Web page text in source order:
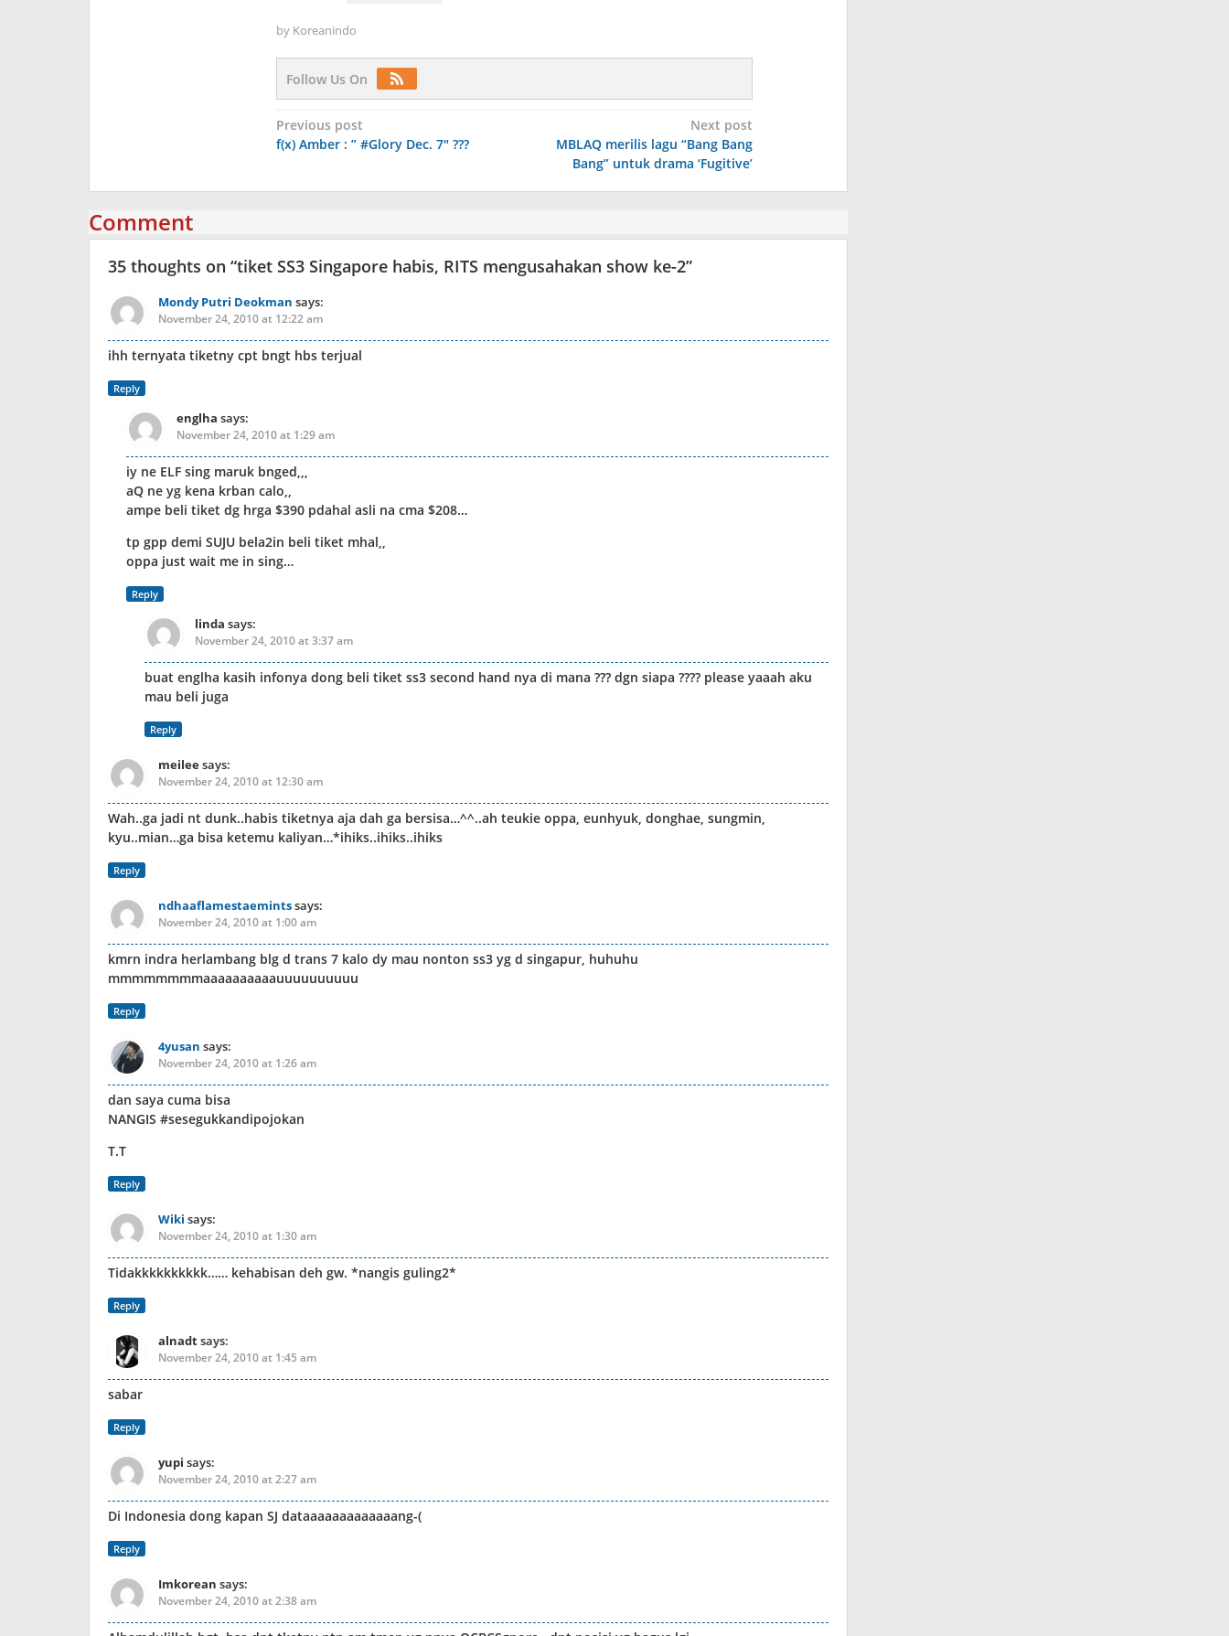
by Koreanindo
Follow Us On
Post
navigation
Previous post
f(x) Amber : ” #Glory Dec. 7″ ???
Next post
MBLAQ merilis lagu “Bang Bang
Bang” untuk drama ‘Fugitive’
Comment
35 thoughts on “tiket SS3 Singapore habis, RITS mengusahakan show ke-2”
Mondy Putri Deokman says:
November 24, 2010 at 12:22 am
ihh ternyata tiketny cpt bngt hbs terjual
Reply
englha says:
November 24, 2010 at 1:29 am
iy ne ELF sing maruk bnged,,,
aQ ne yg kena krban calo,,
ampe beli tiket dg hrga $390 pdahal asli na cma $208…
tp gpp demi SUJU bela2in beli tiket mhal,,
oppa just wait me in sing…
Reply
linda says:
November 24, 2010 at 3:37 am
buat englha kasih infonya dong beli tiket ss3 second hand nya di mana ??? dgn siapa ???? please yaaah aku
mau beli juga
Reply
meileesays:
November 24, 2010 at 12:30 am
Wah..ga jadi nt dunk..habis tiketnya aja dah ga bersisa…^^..ah teukie oppa, eunhyuk, donghae, sungmin,
kyu..mian…ga bisa ketemu kaliyan…*ihiks..ihiks..ihiks
Reply
ndhaaflamestaemintssays:
November 24, 2010 at 1:00 am
kmrn indra herlambang blg d trans 7 kalo dy mau nonton ss3 yg d singapur, huhuhu
mmmmmmmmaaaaaaaaaauuuuuuuuuu
Reply
4yusan says:
November 24, 2010 at 1:26 am
dan saya cuma bisa
NANGIS #sesegukkandipojokan
T.T
Reply
Wiki says:
November 24, 2010 at 1:30 am
Tidakkkkkkkkkk…… kehabisan deh gw. *nangis guling2*
Reply
alnadtsays:
November 24, 2010 at 1:45 am
sabar
Reply
yupi says:
November 24, 2010 at 2:27 am
Di Indonesia dong kapan SJ dataaaaaaaaaaaaang-(
Reply
Imkorean says:
November 24, 2010 at 2:38 am